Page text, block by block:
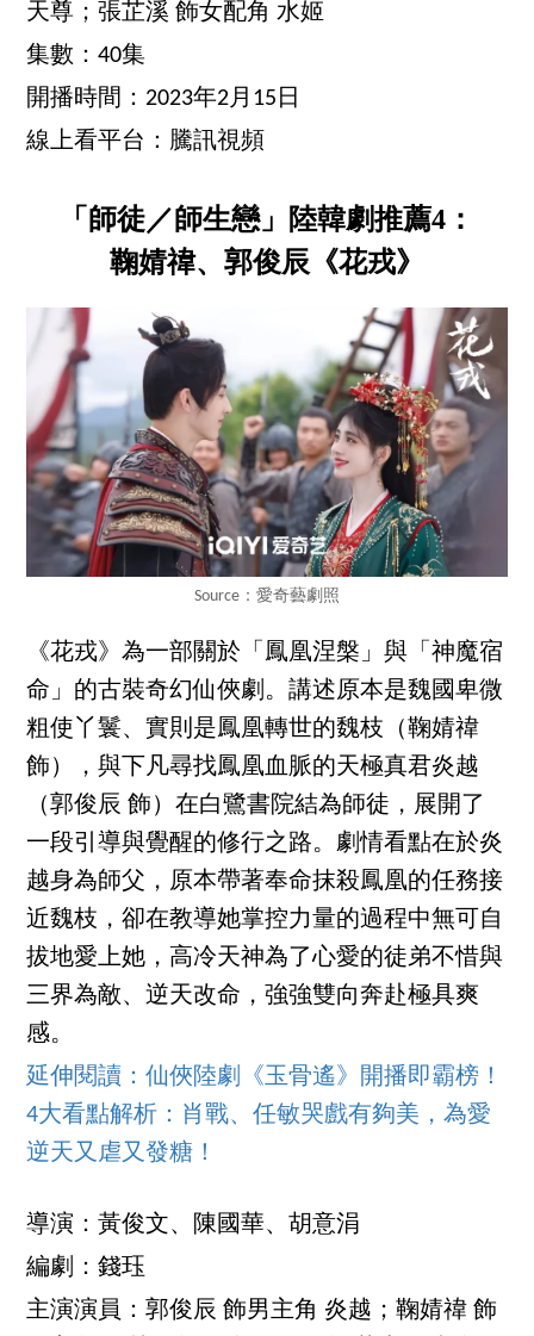
天尊；張芷溪 飾女配角 水姬
集數：40集
開播時間：2023年2月15日
線上看平台：騰訊視頻
「師徒／師生戀」陸韓劇推薦4：
鞠婧禕、郭俊辰《花戎》
Source：愛奇藝劇照
《花戎》為一部關於「鳳凰涅槃」與「神魔宿
命」的古裝奇幻仙俠劇。講述原本是魏國卑微
粗使丫鬟、實則是鳳凰轉世的魏枝（鞠婧禕
飾），與下凡尋找鳳凰血脈的天極真君炎越
（郭俊辰 飾）在白鷺書院結為師徒，展開了
一段引導與覺醒的修行之路。劇情看點在於炎
越身為師父，原本帶著奉命抹殺鳳凰的任務接
近魏枝，卻在教導她掌控力量的過程中無可自
拔地愛上她，高冷天神為了心愛的徒弟不惜與
三界為敵、逆天改命，強強雙向奔赴極具爽
感。
延伸閱讀：仙俠陸劇《玉骨遙》開播即霸榜！
4大看點解析：肖戰、任敏哭戲有夠美，為愛
逆天又虐又發糖！
導演：黃俊文、陳國華、胡意涓
編劇：錢珏
主演演員：郭俊辰 飾男主角 炎越；鞠婧禕 飾